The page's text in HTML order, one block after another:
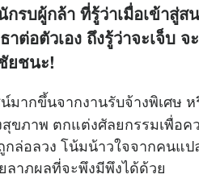
รบผู้กล้า ที่รู้ว่าเมื่อเข้าสู่
ต่อตัวเอง ถึงรู้ว่าจะเจ็บ จ
ยชนะ!
กขึ้นจากงานรับจ้างพิเศษ ห
ขภาพ ตกแต่งศัลยกรรมเพื่อ
ล่อลวง โน้มน้าวใจจากคนแ
ลาภผลที่จะพึงมีพึงได้ด้วย